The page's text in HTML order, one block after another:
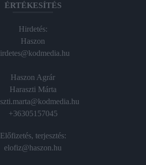
ÉRTÉKESÍTÉS
Hirdetés:
Haszon
Haszon Agrár
Haraszti Márta
+36305157045
Előfizetés, terjesztés:
elofiz@haszon.hu